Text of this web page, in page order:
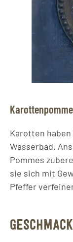
Karotten
Wasserbad.
Pommes
sie sich mit
Pfeffer